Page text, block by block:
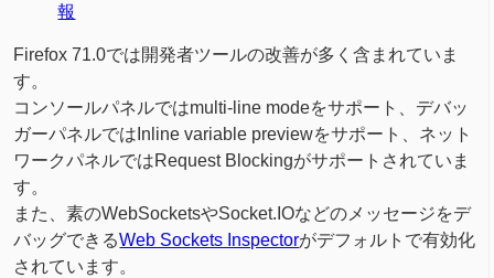
報
Firefox 71.0では開発者ツールの改善が多く含まれていま
す。
コンソールパネルではmulti-line modeをサポート、デバッ
ガーパネルではInline variable previewをサポート、ネット
ワークパネルではRequest Blockingがサポートされていま
す。
また、素のWebSocketsやSocket.IOなどのメッセージをデ
バッグできるWeb Sockets Inspectorがデフォルトで有効化
されています。